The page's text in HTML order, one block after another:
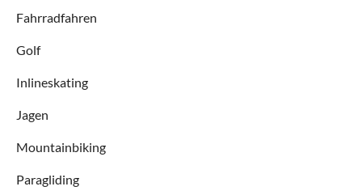
Fahrradfahren
Golf
Inlineskating
Jagen
Mountainbiking
Paragliding